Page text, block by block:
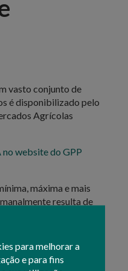
para melhorar a
e para fins
vasto conjunto de
é disponibilizado pelo
Agrícolas
website do GPP
máxima e mais
resulta de
nessas áreas de